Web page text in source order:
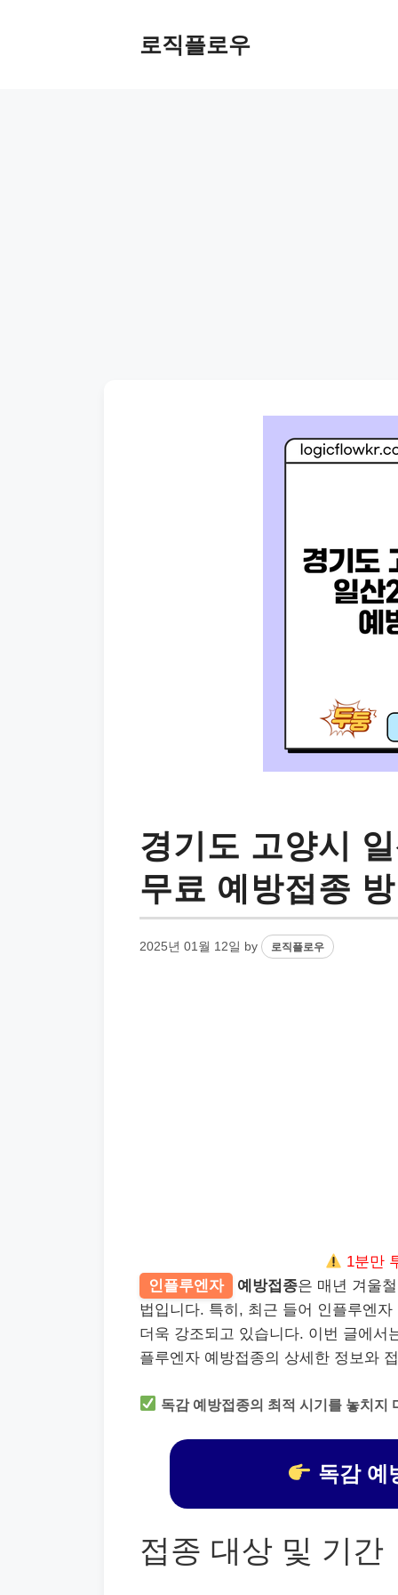
로직플로우
경기도 고양시
무료 예방접종
2025년 01월 12일 by 로직플로우
1분만
인플루엔자
예방접종은 매년 겨울
법입니다. 특히, 최근 들어 인플루엔
더욱 강조되고 있습니다. 이번 글에서
플루엔자 예방접종의 상세한 정보와
독감 예방접종의 최적 시기를 놓치지
독감 예
접종 대상 및 기간